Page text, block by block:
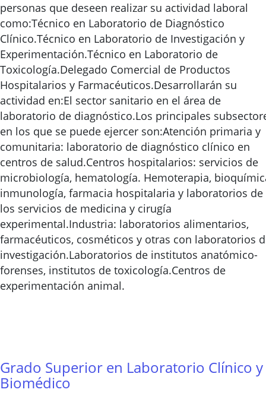
personas que deseen realizar su actividad laboral
como:Técnico en Laboratorio de Diagnóstico
Clínico.Técnico en Laboratorio de Investigación y
Experimentación.Técnico en Laboratorio de
Toxicología.Delegado Comercial de Productos
Hospitalarios y Farmacéuticos.Desarrollarán su
actividad en:El sector sanitario en el área de
laboratorio de diagnóstico.Los principales
en los que se puede ejercer son:Atención primaria y
comunitaria: laboratorio de diagnóstico clínico en
centros de salud.Centros hospitalarios: servicios de
microbiología, hematología. Hemoterapia,
inmunología, farmacia hospitalaria y laboratorios de
los servicios de medicina y cirugía
experimental.Industria: laboratorios alimentarios,
farmacéuticos, cosméticos y otras con laboratorios
investigación.Laboratorios de institutos anatómico-
forenses, institutos de toxicología.Centros de
experimentación animal.
Grado Superior en Laboratorio Clínico y
Biomédico